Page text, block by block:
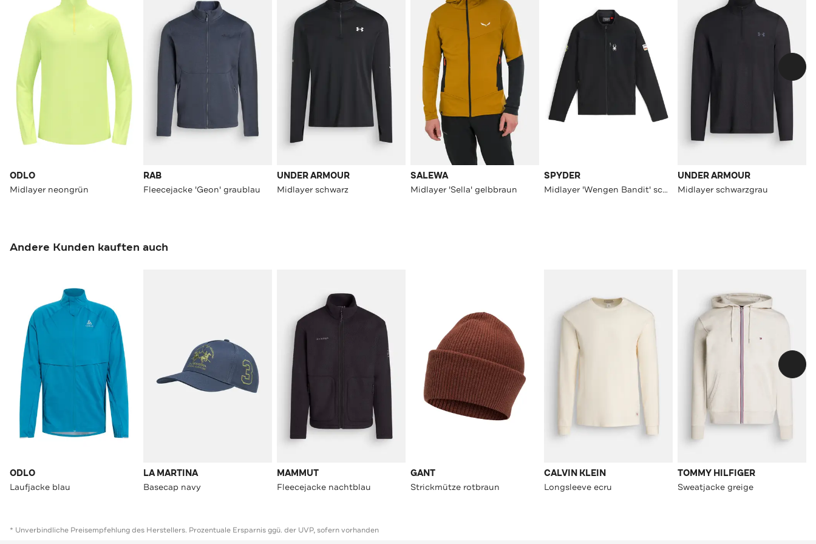
ODLO
Midlayer neongrün
RAB
Fleecejacke 'Geon' graublau
UNDER ARMOUR
Midlayer schwarz
SALEWA
Midlayer 'Sella' gelbbraun
SPYDER
Midlayer 'Wengen Bandit' schwarz
UNDER ARMOUR
Midlayer schwarzgrau
Andere Kunden kauften auch
ODLO
Laufjacke blau
LA MARTINA
Basecap navy
MAMMUT
Fleecejacke nachtblau
GANT
Strickmütze rotbraun
CALVIN KLEIN
Longsleeve ecru
TOMMY HILFIGER
Sweatjacke greige
* Unverbindliche Preisempfehlung des Herstellers. Prozentuale Ersparnis ggü. der UVP, sofern vorhanden